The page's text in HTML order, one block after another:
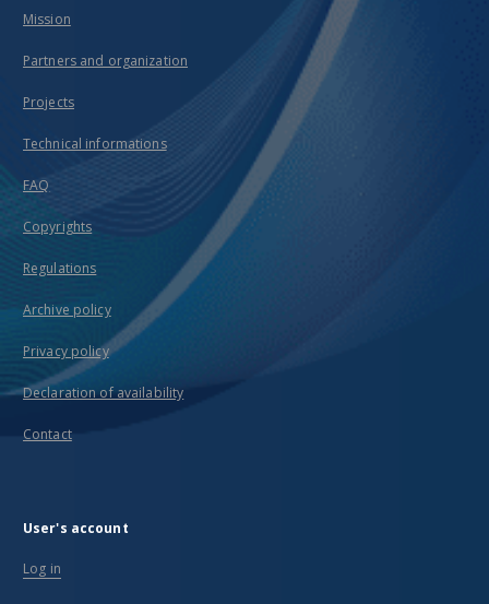
Mission
Partners and organization
Projects
Technical informations
FAQ
Copyrights
Regulations
Archive policy
Privacy policy
Declaration of availability
Contact
User's account
Log in